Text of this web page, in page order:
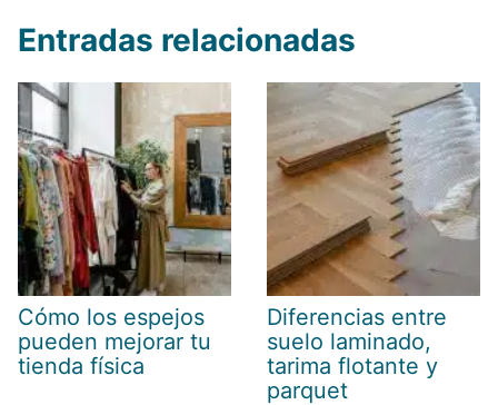
Entradas relacionadas
Cómo los espejos
pueden mejorar tu
tienda física
Diferencias entre
suelo laminado,
tarima flotante y
parquet